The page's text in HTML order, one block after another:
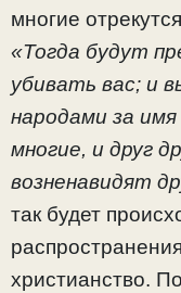
многие
«Тогда будут
убивать вас; и
народами за
многие, и друг
возненавидят
так будет
христианство.